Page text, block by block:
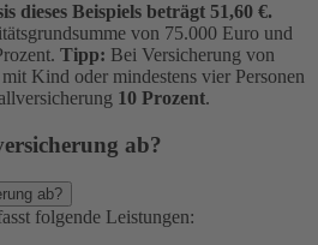
dieses Beispiels beträgt 51,60 €.
von 75.000 Euro und
Tipp: Bei Versicherung von
Kind oder mindestens vier Personen
10 Prozent.
ab?
ab?
folgende Leistungen: